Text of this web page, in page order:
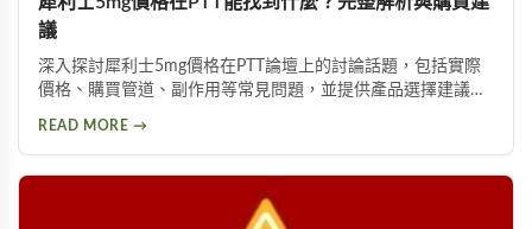
議
深入探討犀利士5mg價格在PTT論壇上的討論話題，包括實際
價格、購買管道、副作用等常見問題，並提供產品選擇建議，
READ MORE →